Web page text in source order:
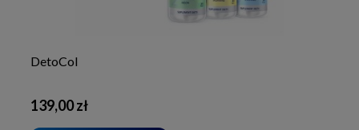
DetoCol
139,00 zł